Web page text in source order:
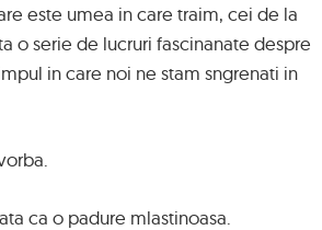
este umea in care traim, cei de la
o serie de lucruri fascinanate despre
in care noi ne stam sngrenati in
ca o padure mlastinoasa.